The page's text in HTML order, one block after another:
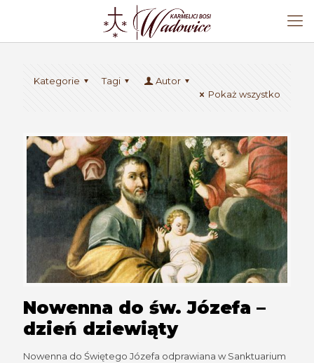
Kategorie Tagi
Autor
Pokaż wszystko
Nowenna do św. Józefa –
dzień dziewiąty
Nowenna do Świętego Józefa odprawiana w Sanktuarium